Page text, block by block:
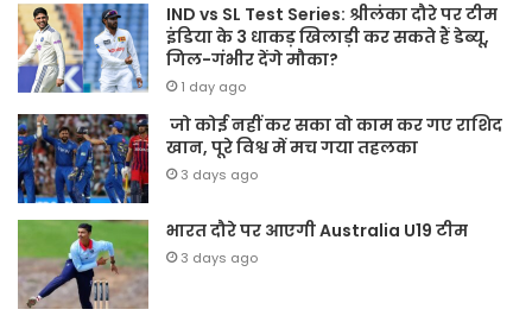
IND vs SL Test Series: श्रीलंका दौरे पर टीम
इंडिया के 3 धाकड़ खिलाड़ी कर सकते हैं डेब्यू,
गिल-गंभीर देंगे मौका?
1 day ago
जो कोई नहीं कर सका वो काम कर गए राशिद
खान, पूरे विश्व में मच गया तहलका
3 days ago
भारत दौरे पर आएगी Australia U19 टीम
3 days ago